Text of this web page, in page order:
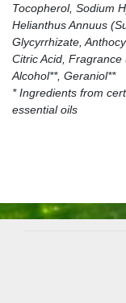
Tocopherol, Sodium
Helianthus Annuus
Glycyrrhizate,
Citric Acid,
Alcohol**, Geraniol**
* Ingredients from
essential oils